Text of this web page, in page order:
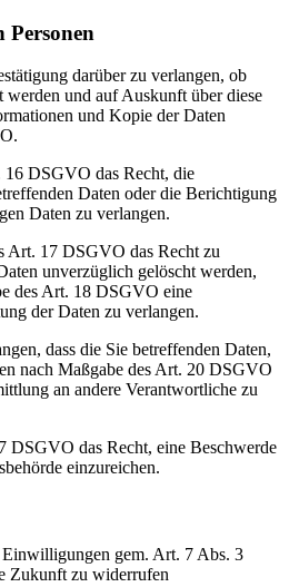
Personen
darüber zu verlangen, ob
werden und auf Auskunft über diese
und Kopie der Daten
16 DSGVO das Recht, die
Daten oder die Berichtigung
Daten zu verlangen.
Art. 17 DSGVO das Recht zu
unverzüglich gelöscht werden,
des Art. 18 DSGVO eine
der Daten zu verlangen.
dass die Sie betreffenden Daten,
nach Maßgabe des Art. 20 DSGVO
an andere Verantwortliche zu
DSGVO das Recht, eine Beschwerde
einzureichen.
Einwilligungen gem. Art. 7 Abs. 3
Zukunft zu widerrufen